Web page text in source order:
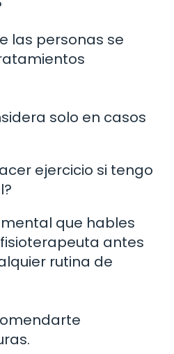
las personas se
solo en casos
ejercicio si tengo
que hables
antes
rutina de